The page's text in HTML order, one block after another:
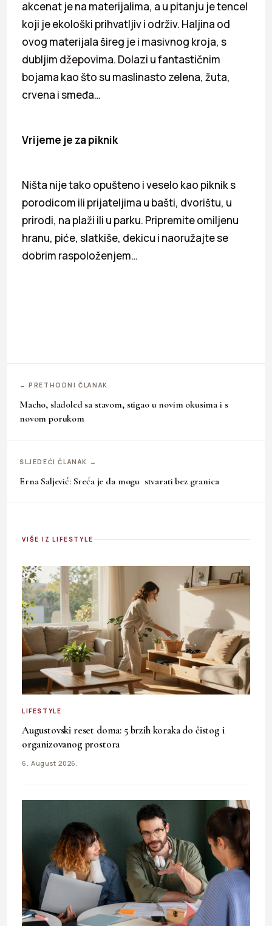
akcenat je na materijalima, a u pitanju je tencel
koji je ekološki prihvatljiv i održiv. Haljina od
ovog materijala šireg je i masivnog kroja, s
dubljim džepovima. Dolazi u fantastičnim
bojama kao što su maslinasto zelena, žuta,
crvena i smeđa…
Vrijeme je za piknik
Ništa nije tako opušteno i veselo kao piknik s
porodicom ili prijateljima u bašti, dvorištu, u
prirodi, na plaži ili u parku. Pripremite omiljenu
hranu, piće, slatkiše, dekicu i naoružajte se
dobrim raspoloženjem…
← PRETHODNI ČLANAK
Macho, sladoled sa stavom, stigao u novim okusima i s
novom porukom
SLJEDEĆI ČLANAK →
Erna Saljević: Sreća je da mogu stvarati bez granica
VIŠE IZ LIFESTYLE
LIFESTYLE
Augustovski reset doma: 5 brzih koraka do čistog i
organizovanog prostora
6. August 2026.